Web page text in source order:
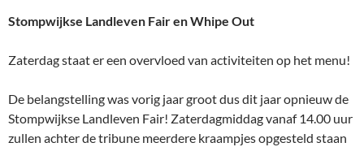
Stompwijkse Landleven Fair en Whipe Out
Zaterdag staat er een overvloed van activiteiten op het menu!
De belangstelling was vorig jaar groot dus dit jaar opnieuw de
Stompwijkse Landleven Fair! Zaterdagmiddag vanaf 14.00 uur
zullen achter de tribune meerdere kraampjes opgesteld staan